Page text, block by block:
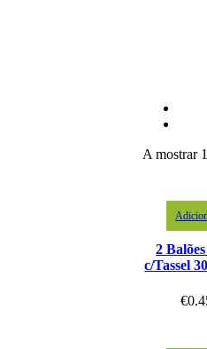
A mostrar
2
c/Tassel
€